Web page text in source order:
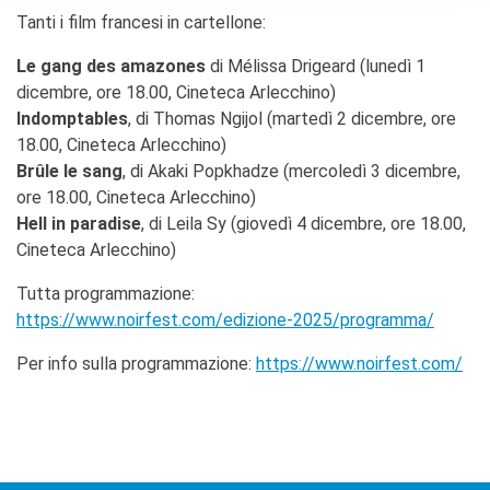
Tanti i film francesi in cartellone:
Le gang des amazones di Mélissa Drigeard (lunedì 1
dicembre, ore 18.00, Cineteca Arlecchino)
Indomptables, di Thomas Ngijol (martedì 2 dicembre, ore
18.00, Cineteca Arlecchino)
Brûle le sang, di Akaki Popkhadze (mercoledì 3 dicembre,
ore 18.00, Cineteca Arlecchino)
Hell in paradise, di Leila Sy (giovedì 4 dicembre, ore 18.00,
Cineteca Arlecchino)
Tutta programmazione:
https://www.noirfest.com/edizione-2025/programma/
Per info sulla programmazione: https://www.noirfest.com/